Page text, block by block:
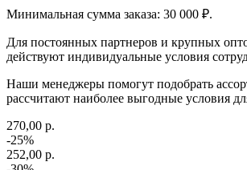
Минимальная сумма заказа: 30 000 ₽.
Для постоянных партнеров и крупных
действуют индивидуальные условия
Наши менеджеры помогут подобрать
рассчитают наиболее выгодные условия
270,00 р.
-25%
252,00 р.